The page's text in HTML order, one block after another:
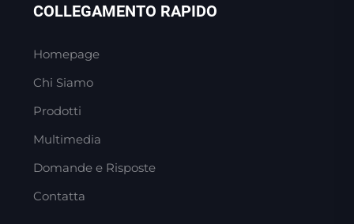
COLLEGAMENTO RAPIDO
Homepage
Chi Siamo
Prodotti
Multimedia
Domande e Risposte
Contatta